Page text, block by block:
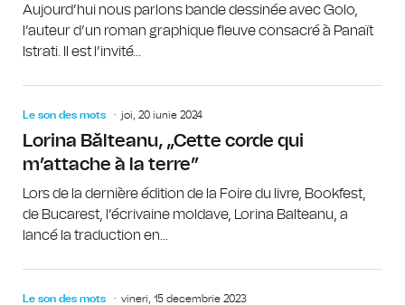
Aujourd’hui nous parlons bande dessinée avec Golo,
l’auteur d’un roman graphique fleuve consacré à Panaït
Istrati. Il est l’invité...
Le son des mots joi, 20 iunie 2024
Lorina Bălteanu, „Cette corde qui
m’attache à la terre”
Lors de la dernière édition de la Foire du livre, Bookfest,
de Bucarest, l’écrivaine moldave, Lorina Balteanu, a
lancé la traduction en...
Le son des mots vineri, 15 decembrie 2023